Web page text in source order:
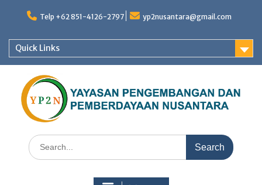
Telp +62 851-4126-2797 yp2nusantara@gmail.com
Quick Links
Search
for: